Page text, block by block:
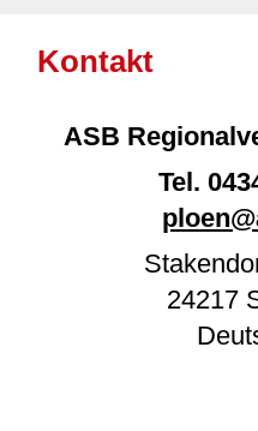
Kontakt
ASB
Tel.
24217